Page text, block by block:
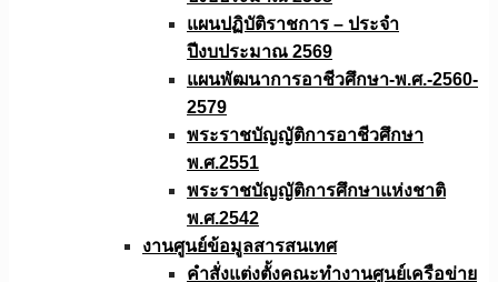
แผนปฏิบัติราชการ – ประจำ
ปีงบประมาณ 2569
แผนพัฒนาการอาชีวศึกษา-พ.ศ.-2560-
2579
พระราชบัญญัติการอาชีวศึกษา
พ.ศ.2551
พระราชบัญญัติการศึกษาแห่งชาติ
พ.ศ.2542
งานศูนย์ข้อมูลสารสนเทศ
คำสั่งแต่งตั้งคณะทำงานศูนย์เครือข่าย